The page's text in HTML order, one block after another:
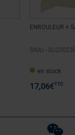
ENROULEUR +
SIMU -
en stock
17,06€TTC